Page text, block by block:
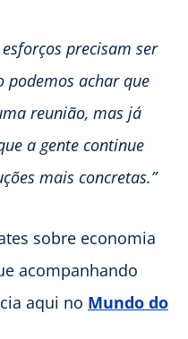
precisam ser
podemos achar que
reunião, mas já
a gente continue
mais concretas.”
sobre economia
acompanhando
aqui no Mundo do